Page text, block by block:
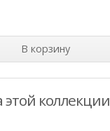
этой коллекции